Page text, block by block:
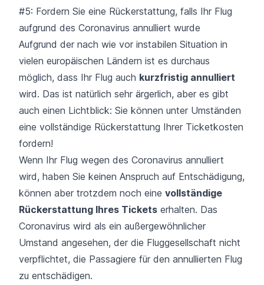
#5: Fordern Sie eine Rückerstattung, falls Ihr Flug
aufgrund des Coronavirus annulliert wurde
Aufgrund der nach wie vor instabilen Situation in
vielen europäischen Ländern ist es durchaus
möglich, dass Ihr Flug auch kurzfristig annulliert
wird. Das ist natürlich sehr ärgerlich, aber es gibt
auch einen Lichtblick: Sie können unter Umständen
eine vollständige Rückerstattung Ihrer Ticketkosten
fordern!
Wenn Ihr Flug wegen des Coronavirus annulliert
wird, haben Sie keinen Anspruch auf Entschädigung,
können aber trotzdem noch eine vollständige
Rückerstattung Ihres Tickets erhalten. Das
Coronavirus wird als ein außergewöhnlicher
Umstand angesehen, der die Fluggesellschaft nicht
verpflichtet, die Passagiere für den annullierten Flug
zu entschädigen.